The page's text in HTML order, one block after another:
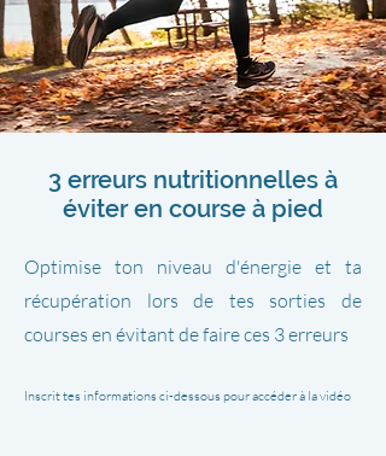
3 erreurs nutritionnelles à
éviter en course à pied
Optimise ton niveau d'énergie et ta
récupération lors de tes sorties de
courses en évitant de faire ces 3 erreurs
Inscrit tes informations ci-dessous pour accéder à la vidéo